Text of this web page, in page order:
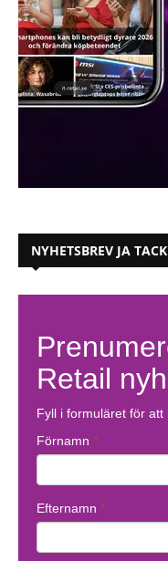
NYHETSBREV JA TACK